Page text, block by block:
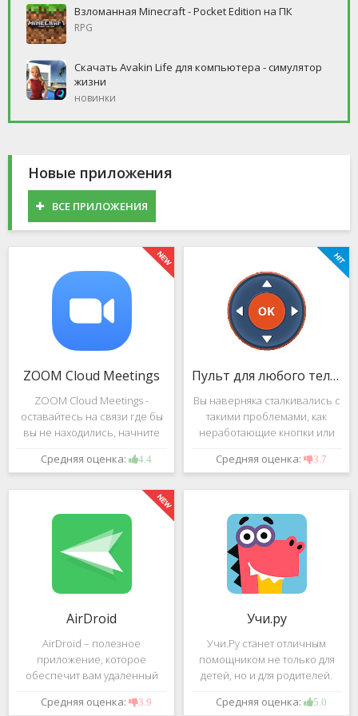
Взломанная Minecraft - Pocket Edition на ПК
RPG
Скачать Avakin Life для компьютера - симулятор
жизни
новинки
Новые приложения
ВСЕ ПРИЛОЖЕНИЯ
ZOOM Cloud Meetings
ZOOM Cloud Meetings -
оставайтесь на связи где бы
вы не находились, начните
свою или присоединитесь к
видеоконференции с
высококачественным
изображением. Столь
Средняя оценка: 4.4
Пульт для любого телевизора
Вы наверняка сталкивались с
такими проблемами, как
неработающие кнопки или
разряженные батарейки на
вашем пульте от
с помощью приложения
"Пульт для
Средняя оценка: 3.7
AirDroid
AirDroid – полезное
приложение, которое
обеспечит вам удаленный
доступ к вашему смартфону
или планшету при помощи
Средняя оценка: 3.9
Учи.ру
Учи.Ру станет отличным
помощником не только для
детей, но и для родителей.
Это приложение заточено
под изучение различного
Средняя оценка: 5.0